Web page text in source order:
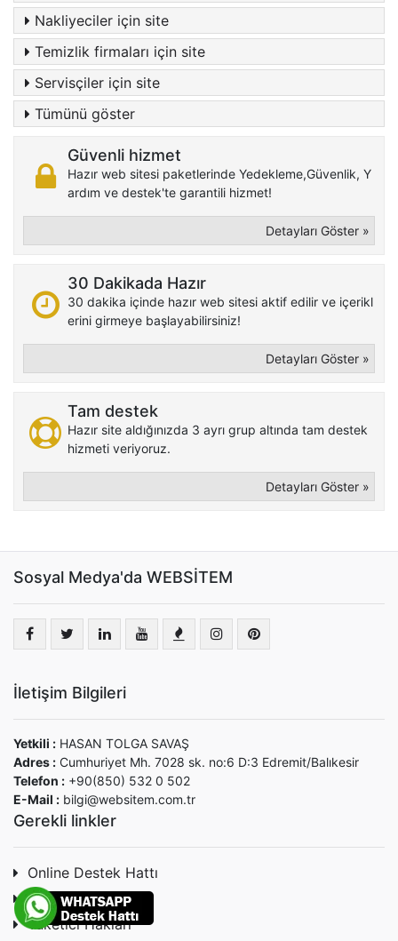
Nakliyeciler için site
Temizlik firmaları için site
Servisçiler için site
Tümünü göster
Güvenli hizmet
Hazır web sitesi paketlerinde Yedekleme,Güvenlik, Y
ardım ve destek'te garantili hizmet!
Detayları Göster »
30 Dakikada Hazır
30 dakika içinde hazır web sitesi aktif edilir ve içerikl
erini girmeye başlayabilirsiniz!
Detayları Göster »
Tam destek
Hazır site aldığınızda 3 ayrı grup altında tam destek
hizmeti veriyoruz.
Detayları Göster »
Sosyal Medya'da WEBSİTEM
İletişim Bilgileri
Yetkili : HASAN TOLGA SAVAŞ
Adres : Cumhuriyet Mh. 7028 sk. no:6 D:3 Edremit/Balıkesir
Telefon : +90(850) 532 0 502
E-Mail : bilgi@websitem.com.tr
Gerekli linkler
Online Destek Hattı
Sizi arayalım
Tüketici Hakları